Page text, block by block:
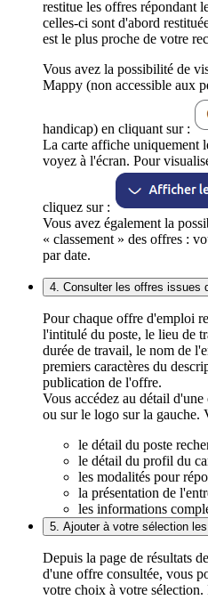
restitue les offres répondant
celles-ci sont d'abord
est le plus proche de votre
Vous avez la possibilité de
Mappy (non accessible aux
handicap) en cliquant sur :
La carte affiche uniquement
voyez à l'écran. Pour
cliquez sur :
Vous avez également la
« classement » des offres :
par date.
4. Consulter les offres issues
Pour chaque offre d'emploi
l'intitulé du poste, le lieu de
durée de travail, le nom de
premiers caractères du
publication de l'offre.
Vous accédez au détail
ou sur le logo sur la gauche.
le détail du poste
le détail du profil du
les modalités pour
la présentation de
les informations
5. Ajouter à votre sélection
Depuis la page de résultats
d'une offre consultée, vous
votre choix à votre